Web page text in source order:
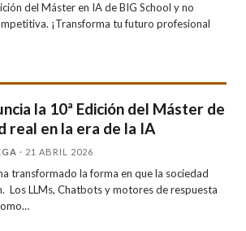
del Máster en IA de BIG School y no
¡Transforma tu futuro profesional
la 10ª Edición del Máster de
real en la era de la IA
· 21 ABRIL 2026
transformado la forma en que la sociedad
Los LLMs, Chatbots y motores de respuesta